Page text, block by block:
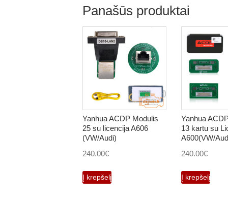
Panašūs produktai
Yanhua ACDP Modulis
25 su licencija A606
(VW/Audi)
240.00€
Į krepšelį
Yanhua
13 kartu su
A600(VW/
240.00€
Į krepšelį